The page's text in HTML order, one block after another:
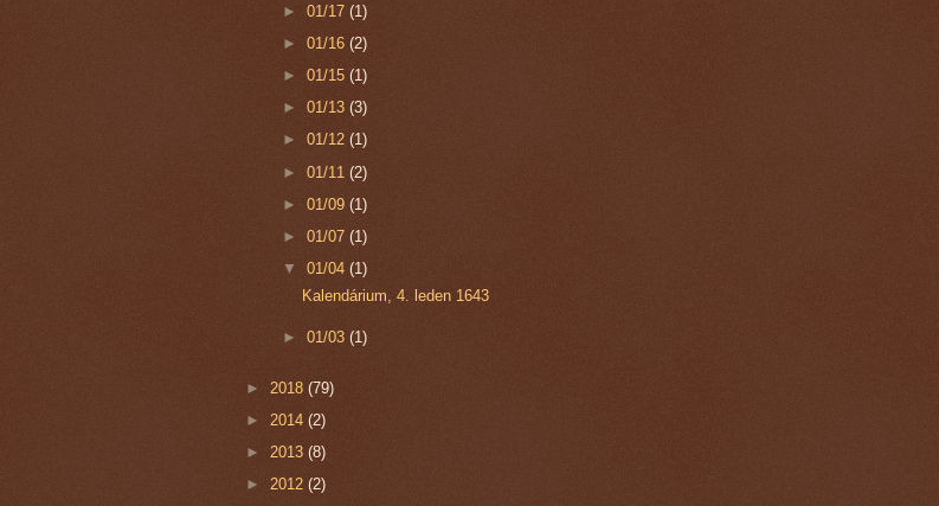
► 01/17 (1)
► 01/16 (2)
► 01/15 (1)
► 01/13 (3)
► 01/12 (1)
► 01/11 (2)
► 01/09 (1)
► 01/07 (1)
▼ 01/04 (1)
Kalendárium, 4. leden 1643
► 01/03 (1)
► 2018 (79)
► 2014 (2)
► 2013 (8)
► 2012 (2)